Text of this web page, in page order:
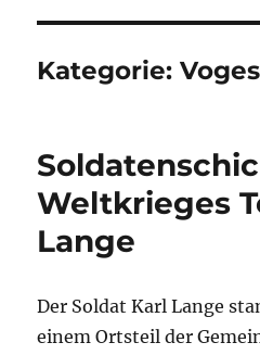
Kategorie:
Weltkrieges
Lange
Der Soldat Karl Lange
einem Ortsteil der